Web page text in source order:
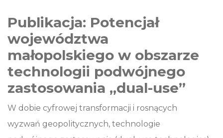
Publikacja: Potencjał
województwa
małopolskiego w obszarze
technologii podwójnego
zastosowania „dual-use”
W dobie cyfrowej transformacji i rosnących
wyzwań geopolitycznych, technologie